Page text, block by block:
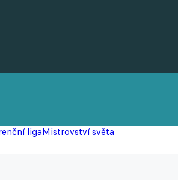
ligaMistrovství světa